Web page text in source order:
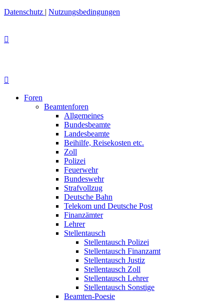
Datenschutz | Nutzungsbedingungen
Foren
Beamtenforen
Allgemeines
Bundesbeamte
Landesbeamte
Beihilfe, Reisekosten etc.
Zoll
Polizei
Feuerwehr
Bundeswehr
Strafvollzug
Deutsche Bahn
Telekom und Deutsche Post
Finanzämter
Lehrer
Stellentausch
Stellentausch Polizei
Stellentausch Finanzamt
Stellentausch Justiz
Stellentausch Zoll
Stellentausch Lehrer
Stellentausch Sonstige
Beamten-Poesie